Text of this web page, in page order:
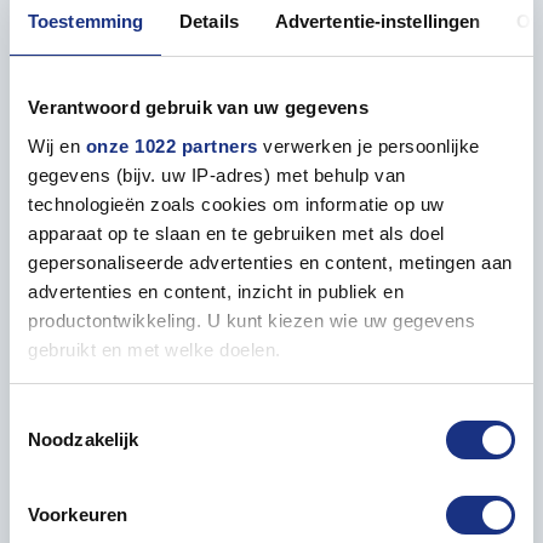
Toestemming Details Advertentie-instellingen
Verantwoord gebruik van uw gegevens
Wij en onze 1022 partners verwerken je persoonlijke
gegevens (bijv. uw IP-adres) met behulp van
technologieën zoals cookies om informatie op uw
apparaat op te slaan en te gebruiken met als doel
gepersonaliseerde advertenties en content, metingen aan
advertenties en content, inzicht in publiek en
productontwikkeling. U kunt kiezen wie uw gegevens
gebruikt en met welke doelen.
Informatie verzamelen over uw geografische locatie,
Uw apparaat identificeren door het actief te scannen
op specifieke eigenschappen (fingerprinting)
Noodzakelijk
Voorkeuren
ATOM-flesjes, verkrijgbaar bij Most-Models.com!
• AMMO MIG ATOM Verf Tussenliggend Blauw
Eigenschappen
ALGEMEEN
Verf passend bij